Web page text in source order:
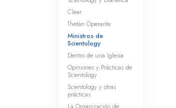
Clear
Thetán Operante
Ministros de
Scientology
Dentro de una Iglesia
Opiniones y Prácticas de
Scientology
Scientology y otras
prácticas